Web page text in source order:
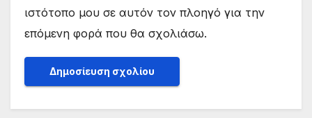
ιστότοπο μου σε αυτόν τον πλοηγό για την
επόμενη φορά που θα σχολιάσω.